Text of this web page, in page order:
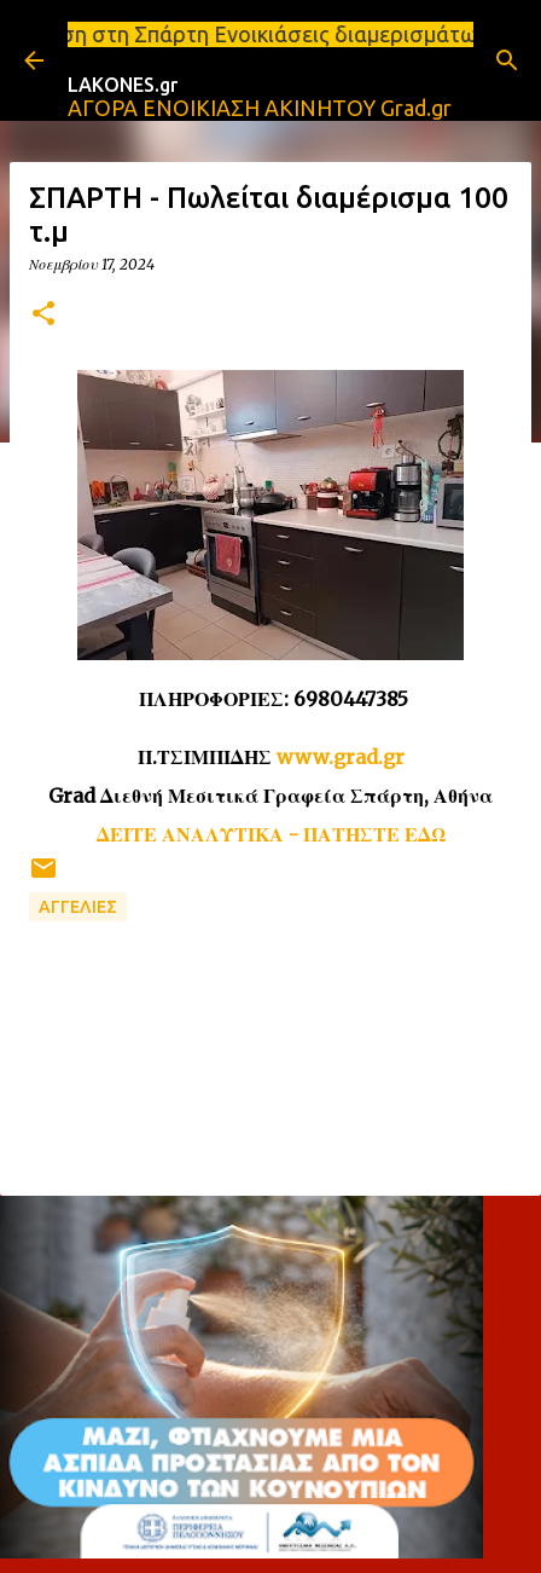
Μετάβαση στο κύριο περιεχόμενο
Ενοικιάσεις διαμερισμάτων Σπάρτη και
LAKONES.gr
ΑΓΟΡΑ ΕΝΟΙΚΙΑΣΗ ΑΚΙΝΗΤΟΥ Grad.gr
ΣΠΑΡΤΗ - Πωλείται διαμέρισμα 100
τ.μ
Νοεμβρίου 17, 2024
ΠΛΗΡΟΦΟΡΙΕΣ: 6980447385
Π.ΤΣΙΜΠΙΔΗΣ www.grad.gr
Grad Διεθνή Μεσιτικά Γραφεία Σπάρτη, Αθήνα
ΔΕΙΤΕ ΑΝΑΛΥΤΙΚΑ - ΠΑΤΗΣΤΕ ΕΔΩ
ΑΓΓΕΛΙΕΣ
λ